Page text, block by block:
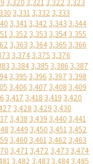
3,320 3,3213,322 3,323
3,3313,332 3,333
3,3413,342 3,343 3,344
3,352 3,353 3,3543,355
3,363 3,3643,365 3,366
3,3743,375 3,376
3,3843,385 3,386 3,387
3,395 3,396 3,397 3,398
3,406 3,407 3,408 3,409
3,417 3,418 3,419 3,420
3,428 3,429 3,430
3,438 3,439 3,440 3,441
3,449 3,450 3,4513,452
3,460 3,4613,462 3,463
3,4713,472 3,473 3,474
3,482 3,483 3,4843,485